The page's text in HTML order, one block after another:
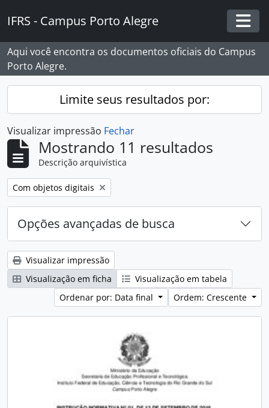
IFRS - Campus Porto Alegre
Aqui você encontra os documentos oficiais do Campus
Porto Alegre.
Limite seus resultados por:
Visualizar impressão Fechar
Mostrando 11 resultados
Descrição arquivística
Remover filtro:
Com objetos digitais
Opções avançadas de busca
Visualizar impressão
Visualização em ficha
Visualização em tabela
Ordenar por: Data final
Ordem: Crescente